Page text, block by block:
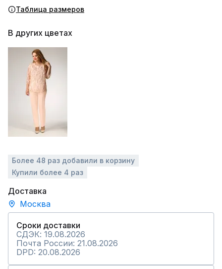
Таблица размеров
В других цветах
Более 48 раз добавили в корзину
Купили более 4 раз
Доставка
Москва
Сроки доставки
СДЭК: 19.08.2026
Почта России: 21.08.2026
DPD: 20.08.2026